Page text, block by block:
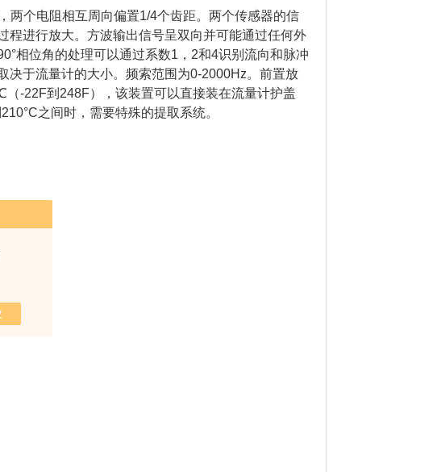
两个电阻相互周向偏置1/4个齿距。两个传感器的信
程进行放大。方波输出信号呈双向并可能通过任何外
相位角的处理可以通过系数1，2和4识别流向和脉冲
决于流量计的大小。频索范围为0-2000Hz。前置放
-22F到248F），该装置可以直接装在流量计护盖
之间时，需要特殊的提取系统。